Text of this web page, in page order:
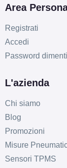
Area
Registrati
Accedi
Password
L'azienda
Chi siamo
Blog
Promozioni
Misure
Sensori TPMS